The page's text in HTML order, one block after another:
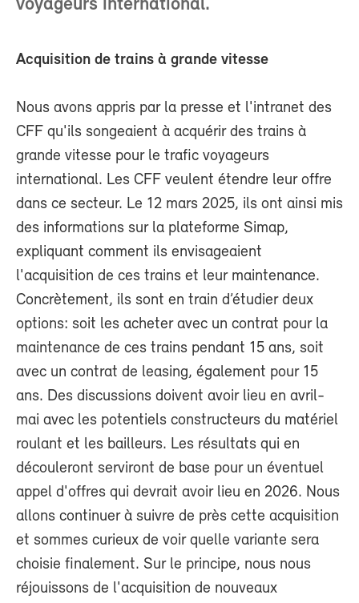
voyageurs international.
Acquisition de trains à grande vitesse
Nous avons appris par la presse et l'intranet des
CFF qu'ils songeaient à acquérir des trains à
grande vitesse pour le trafic voyageurs
international. Les CFF veulent étendre leur offre
dans ce secteur. Le 12 mars 2025, ils ont ainsi mis
des informations sur la plateforme Simap,
expliquant comment ils envisageaient
l'acquisition de ces trains et leur maintenance.
Concrètement, ils sont en train d’étudier deux
options: soit les acheter avec un contrat pour la
maintenance de ces trains pendant 15 ans, soit
avec un contrat de leasing, également pour 15
ans. Des discussions doivent avoir lieu en avril-
mai avec les potentiels constructeurs du matériel
roulant et les bailleurs. Les résultats qui en
découleront serviront de base pour un éventuel
appel d'offres qui devrait avoir lieu en 2026. Nous
allons continuer à suivre de près cette acquisition
et sommes curieux de voir quelle variante sera
choisie finalement. Sur le principe, nous nous
réjouissons de l'acquisition de nouveaux